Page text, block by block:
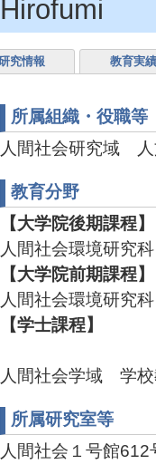
究情報 教育実績
所属組織・役職等
人間社会研究域
教育分野
【大学院後期課程】
人間社会環境研究
【大学院前期課程】
人間社会環境研究
【学士課程】
人間社会学域 学
所属研究室等
人間社会１号館612